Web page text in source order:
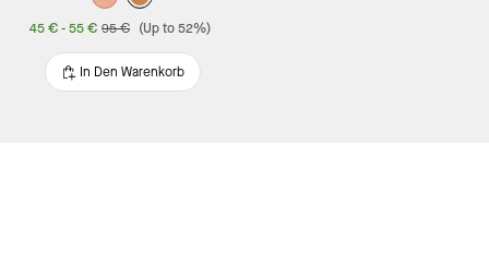
45 €-55 € 95 € (Up to 52%)
In Den Warenkorb